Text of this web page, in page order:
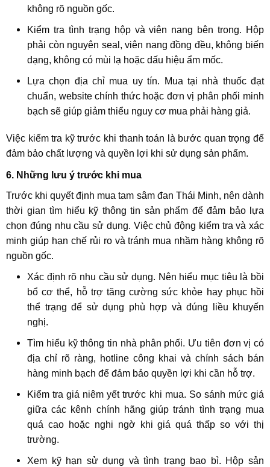
không rõ nguồn gốc.
Kiểm tra tình trạng hộp và viên nang bên trong. Hộp
phải còn nguyên seal, viên nang đồng đều, không biến
dạng, không có mùi lạ hoặc dấu hiệu ẩm mốc.
Lựa chọn địa chỉ mua uy tín. Mua tại nhà thuốc đạt
chuẩn, website chính thức hoặc đơn vị phân phối minh
bạch sẽ giúp giảm thiểu nguy cơ mua phải hàng giả.
Việc kiểm tra kỹ trước khi thanh toán là bước quan trọng để
đảm bảo chất lượng và quyền lợi khi sử dụng sản phẩm.
6. Những lưu ý trước khi mua
Trước khi quyết định mua tam sâm đan Thái Minh, nên dành
thời gian tìm hiểu kỹ thông tin sản phẩm để đảm bảo lựa
chọn đúng nhu cầu sử dụng. Việc chủ động kiểm tra và xác
minh giúp hạn chế rủi ro và tránh mua nhầm hàng không rõ
nguồn gốc.
Xác định rõ nhu cầu sử dụng. Nên hiểu mục tiêu là bồi
bổ cơ thể, hỗ trợ tăng cường sức khỏe hay phục hồi
thể trạng để sử dụng phù hợp và đúng liều khuyến
nghị.
Tìm hiểu kỹ thông tin nhà phân phối. Ưu tiên đơn vị có
địa chỉ rõ ràng, hotline công khai và chính sách bán
hàng minh bạch để đảm bảo quyền lợi khi cần hỗ trợ.
Kiểm tra giá niêm yết trước khi mua. So sánh mức giá
giữa các kênh chính hãng giúp tránh tình trạng mua
quá cao hoặc nghi ngờ khi giá quá thấp so với thị
trường.
Xem kỹ hạn sử dụng và tình trạng bao bì. Hộp sản